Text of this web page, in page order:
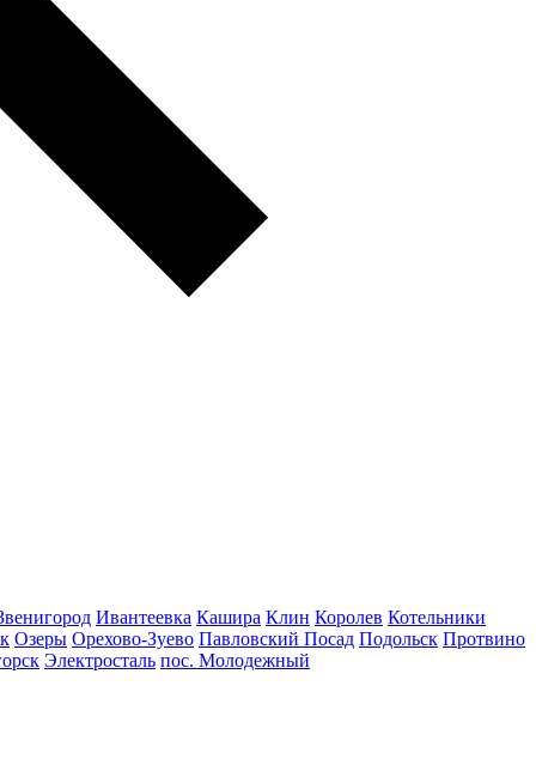
Ивантеевка Кашира Клин Королев Котельники
Озеры Орехово-Зуево Павловский Посад Подольск Протвино
Электросталь пос. Молодежный